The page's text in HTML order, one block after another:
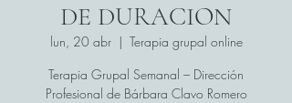
DE DURACION
lun, 20 abr
  |
Terapia grupal online
Terapia Grupal Semanal – Dirección
Profesional de Bárbara Clavo Romero